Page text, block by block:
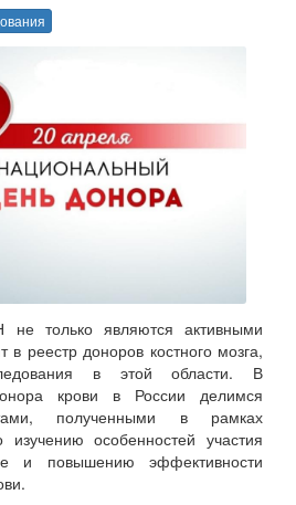
только являются активными
в реестр доноров костного мозга,
в этой области. В
крови в России делимся
полученными в рамках
особенностей участия
и повышению эффективности